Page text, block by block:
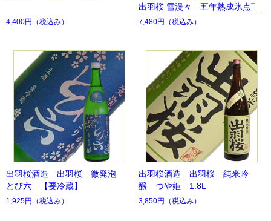
4,400円 （税込み）
出羽桜 雪漫々 五年熟成氷点下
熟成 720ml
7,480円 （税込み）
出羽桜酒造 出羽桜 微発泡
とび六 【要冷蔵】
1,925円 （税込み）
出羽桜酒造 出羽桜 純米吟
醸 つや姫 1.8L
3,850円 （税込み）